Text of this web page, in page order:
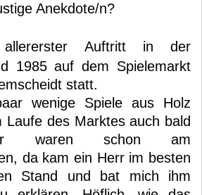
Anekdote/n?
Auftritt in der
1985 auf dem Spielemarkt
statt.
wenige Spiele aus Holz
Laufe des Marktes auch bald
waren schon am
da kam ein Herr im besten
Stand und bat mich ihm